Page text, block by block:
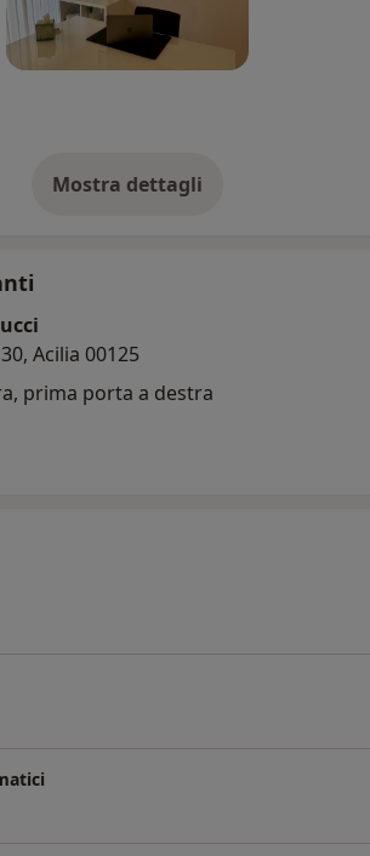
Mostra dettagli
sull'esperienza
Acilia 00125
prima porta a destra